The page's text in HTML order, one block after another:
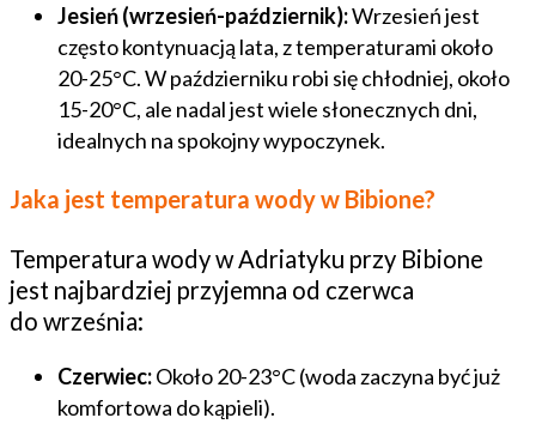
Jesień (wrzesień-październik):Wrzesień jest
często kontynuacją lata, z temperaturami około
20-25°C. W październiku robi się chłodniej, około
15-20°C, ale nadal jest wiele słonecznych dni,
idealnych na spokojny wypoczynek.
Jaka jest temperatura wody w Bibione?
Temperatura wody w Adriatyku przy Bibione
jest najbardziej przyjemna od czerwca
do września:
Czerwiec:Około 20-23°C (woda zaczyna być już
komfortowa do kąpieli).